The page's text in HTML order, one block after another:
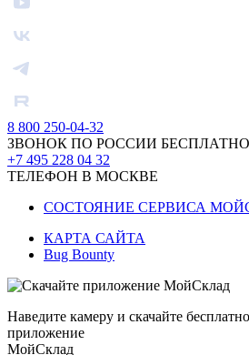
8 800 250-04-32
ЗВОНОК ПО РОССИИ БЕСПЛАТНО
+7 495 228 04 32
ТЕЛЕФОН В МОСКВЕ
СОСТОЯНИЕ СЕРВИСА
КАРТА САЙТА
Bug Bounty
Наведите камеру и скачайте
приложение
МойСклад